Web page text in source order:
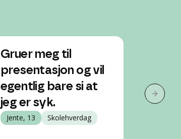
Gruer meg til
presentasjon og vil
egentlig bare si at
jeg er syk.
Jente, 13 Skolehverdag
redd
Neste